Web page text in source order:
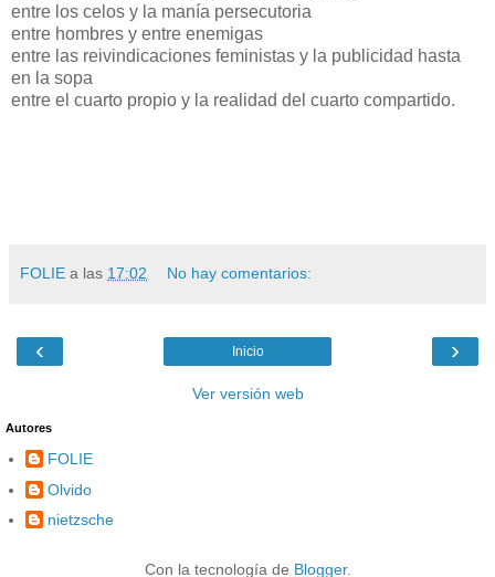
entre los celos y la manía persecutoria
entre hombres y entre enemigas
entre las reivindicaciones feministas y la publicidad hasta
en la sopa
entre el cuarto propio y la realidad del cuarto compartido.
FOLIE a las 17:02 No hay comentarios:
‹ ›
Inicio
Ver versión web
Autores
FOLIE
Olvido
nietzsche
Con la tecnología de Blogger.